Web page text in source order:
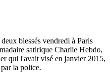
blessés vendredi à Paris
satirique Charlie Hebdo,
qui l'avait visé en janvier 2015,
la police.